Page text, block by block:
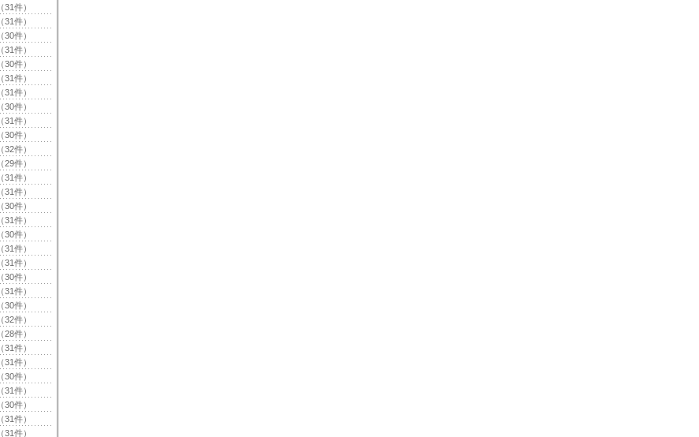
（31件）
（31件）
（30件）
（31件）
（30件）
（31件）
（31件）
（30件）
（31件）
（30件）
（32件）
（29件）
（31件）
（31件）
（30件）
（31件）
（30件）
（31件）
（31件）
（30件）
（31件）
（30件）
（32件）
（28件）
（31件）
（31件）
（30件）
（31件）
（30件）
（31件）
（31件）